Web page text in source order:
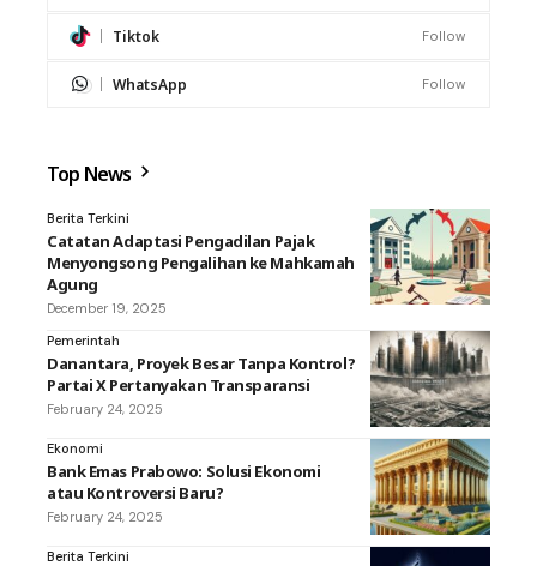
Tiktok Follow
WhatsApp Follow
Top News
Berita Terkini
Catatan Adaptasi Pengadilan Pajak
Menyongsong Pengalihan ke Mahkamah
Agung
December 19, 2025
Pemerintah
Danantara, Proyek Besar Tanpa Kontrol?
Partai X Pertanyakan Transparansi
February 24, 2025
Ekonomi
Bank Emas Prabowo: Solusi Ekonomi
atau Kontroversi Baru?
February 24, 2025
Berita Terkini